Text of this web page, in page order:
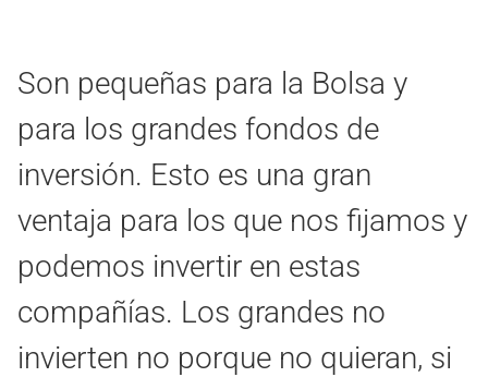
Son pequeñas para la Bolsa y
para los grandes fondos de
inversión. Esto es una gran
ventaja para los que nos fijamos y
podemos invertir en estas
compañías. Los grandes no
invierten no porque no quieran, si